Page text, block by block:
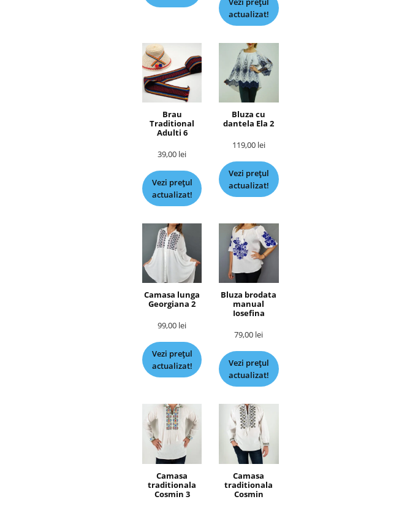
actualizat!
Brau
Traditional
Adulti 6
39,00 lei
Vezi prețul
actualizat!
Bluza cu
dantela Ela 2
119,00 lei
Vezi prețul
actualizat!
Camasa lunga
Georgiana 2
99,00 lei
Vezi prețul
actualizat!
Bluza brodata
manual
Iosefina
79,00 lei
Vezi prețul
actualizat!
Camasa
traditionala
Cosmin 3
Camasa
traditionala
Cosmin